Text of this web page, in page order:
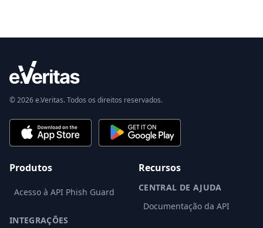
© 2026 e.Veritas. Todos os direitos reservados.
Produtos
Acesso à API Phish Guard
INTEGRAÇÕES
Recursos
CENTRAL DE AJUDA
Documentação da API